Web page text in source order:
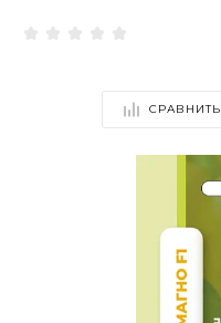
СРАВНИТЬ